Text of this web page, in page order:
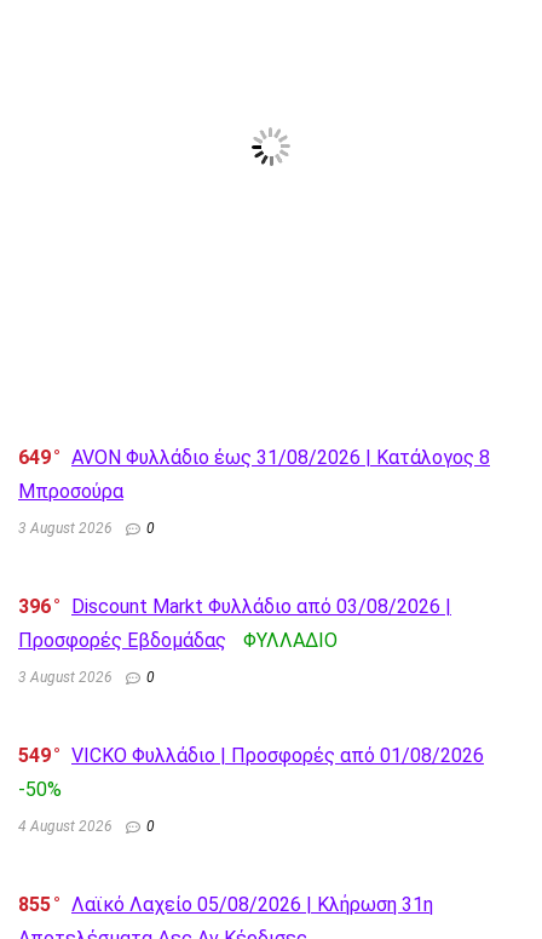
649
AVON Φυλλάδιο έως 31/08/2026 | Κατάλογος 8
Μπροσούρα
3 August 2026 0
396
Discount Markt Φυλλάδιο από 03/08/2026 |
Προσφορές Εβδομάδας
ΦΥΛΛΑΔΙΟ
3 August 2026 0
549
VICKO Φυλλάδιο | Προσφορές από 01/08/2026
-50%
4 August 2026 0
855
Λαϊκό Λαχείο 05/08/2026 | Κλήρωση 31η